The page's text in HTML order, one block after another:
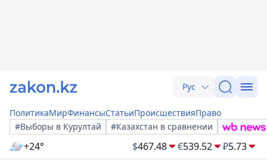
Рус
ПолитикаМирФинансыСтатьиПроисшествияПраво
#Выборы в Курултай
#Казахстан в сравнении
+24° $467.48 €539.52 ₽5.73